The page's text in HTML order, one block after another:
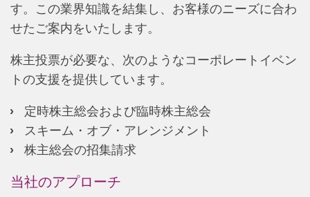
す。この業界知識を結集し、お客様のニーズに合わ
せたご案内をいたします。
株主投票が必要な、次のようなコーポレートイベン
トの支援を提供しています。
定時株主総会および臨時株主総会
スキーム・オブ・アレンジメント
株主総会の招集請求
当社のアプローチ